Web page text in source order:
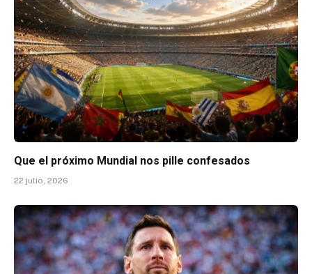
Que el próximo Mundial nos pille confesados
22 julio, 2026